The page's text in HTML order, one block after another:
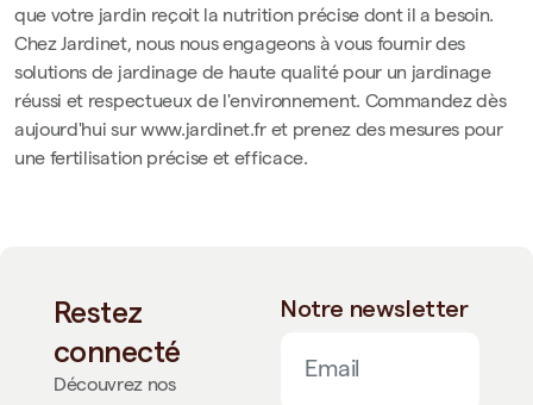
que votre jardin reçoit la nutrition précise dont il a besoin.
Chez Jardinet, nous nous engageons à vous fournir des
solutions de jardinage de haute qualité pour un jardinage
réussi et respectueux de l'environnement. Commandez dès
aujourd'hui sur www.jardinet.fr et prenez des mesures pour
une fertilisation précise et efficace.
Restez
connecté
Découvrez nos
Notre newsletter